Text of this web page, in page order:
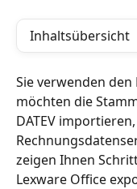
Inhaltsübersicht
Sie verwenden
möchten die
DATEV
zeigen Ihnen
Lexware Office